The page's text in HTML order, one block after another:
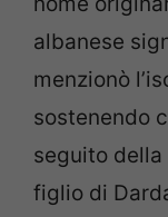
albanese
menzionò
sostenendo
seguito
figlio di